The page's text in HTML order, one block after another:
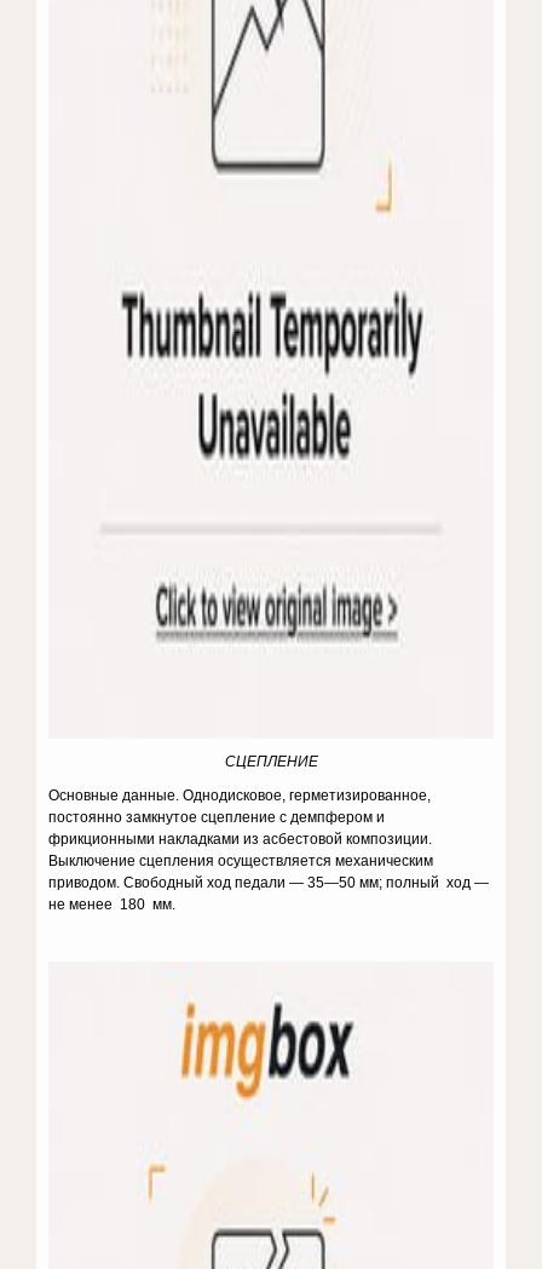
СЦЕПЛЕНИЕ
Основные данные. Однодисковое, герметизированное,
постоянно замкнутое сцепление с демпфером и
фрикционными накладками из асбестовой композиции.
Выключение сцепления осуществляется механическим
приводом. Свободный ход педали — 35—50 мм; полный ход —
не менее 180 мм.